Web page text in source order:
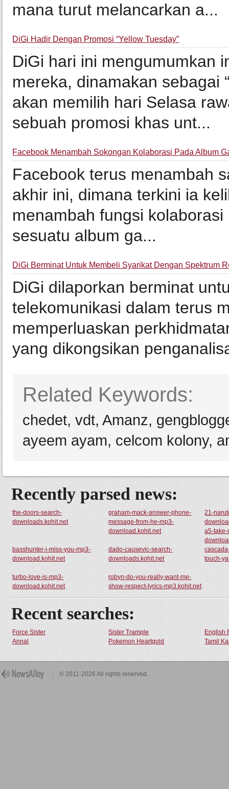
mana turut melancarkan a...
DiGi Hadir Dengan Promosi “Yellow Tuesday”
DiGi hari ini mengumumkan
mereka, dinamakan sebagai
akan memilih hari Selasa
sebuah promosi khas unt...
Facebook Menambah Sokongan Kolaborasi Pada Album
Facebook terus menambah
akhir ini, dimana terkini ia
menambah fungsi
sesuatu album ga...
DiGi Berminat Untuk Membeli Syarikat Dengan Spektrum
DiGi dilaporkan berminat
telekomunikasi dalam terus
memperluaskan
yang dikongsikan
Related Keywords:
chedet, vdt, Amanz,
ayeem ayam, celcom kolony,
Recently parsed news:
the-doors-search-
downloads.kohit.net
graham-mack-answer-phone-
message-from-he-mp3-
download.kohit.net
21-
a5-
basshunter-i-miss-you-mp3-
download.kohit.net
dado-causevic-search-
downloads.kohit.net
touch-
turbo-love-is-mp3-
download.kohit.net
robyn-do-you-really-want-me-
show-respect-lyrics-mp3.kohit.net
Recent searches:
Force Sister Sister Trample
English
Annal
Pokemon Heartgold Tamil
© 2011-2026 All rights reserved.